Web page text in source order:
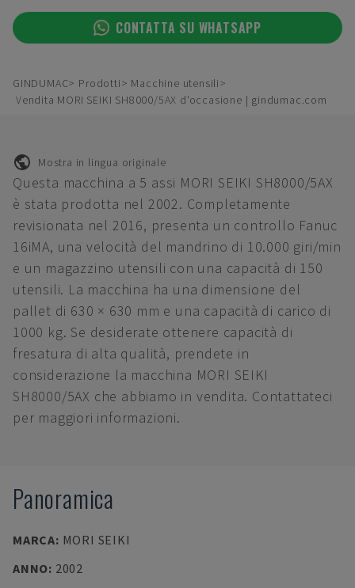
CONTATTA SU WHATSAPP
GINDUMAC Prodotti
Macchine utensili
Vendita MORI SEIKI SH8000/5AX d'occasione | gindumac.com
Mostra in lingua originale
Questa macchina a 5 assi MORI SEIKI SH8000/5AX
è stata prodotta nel 2002. Completamente
revisionata nel 2016, presenta un controllo Fanuc
16iMA, una velocità del mandrino di 10.000 giri/min
e un magazzino utensili con una capacità di 150
utensili. La macchina ha una dimensione del
pallet di 630 × 630 mm e una capacità di carico di
1000 kg. Se desiderate ottenere capacità di
fresatura di alta qualità, prendete in
considerazione la macchina MORI SEIKI
SH8000/5AX che abbiamo in vendita. Contattateci
per maggiori informazioni.
Panoramica
MARCA: MORI SEIKI
ANNO: 2002